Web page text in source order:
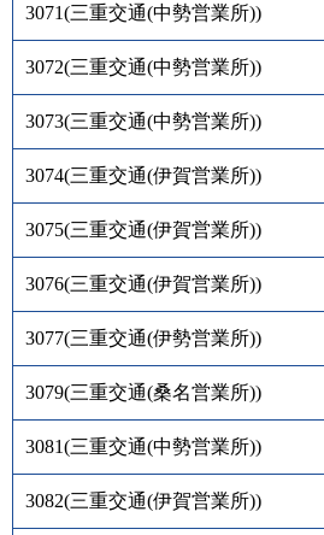
3071(三重交通(中勢営業所))
3072(三重交通(中勢営業所))
3073(三重交通(中勢営業所))
3074(三重交通(伊賀営業所))
3075(三重交通(伊賀営業所))
3076(三重交通(伊賀営業所))
3077(三重交通(伊勢営業所))
3079(三重交通(桑名営業所))
3081(三重交通(中勢営業所))
3082(三重交通(伊賀営業所))